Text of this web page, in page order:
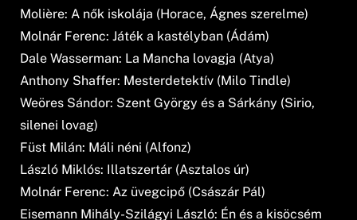
Molière: A nők iskolája (Horace, Ágnes szerelme)
Molnár Ferenc: Játék a kastélyban (Ádám)
Dale Wasserman: La Mancha lovagja (Atya)
Anthony Shaffer: Mesterdetektív (Milo Tindle)
Weöres Sándor: Szent György és a Sárkány (Sirio,
silenei lovag)
Füst Milán: Máli néni (Alfonz)
László Miklós: Illatszertár (Asztalos úr)
Molnár Ferenc: Az üvegcipő (Császár Pál)
Eisemann Mihály-Szilágyi László: Én és a kisöcsém